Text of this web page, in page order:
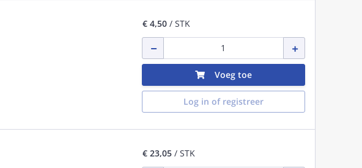
€ 4,50/ STK
Voeg toe
Log in of registreer
€ 23,05/ STK